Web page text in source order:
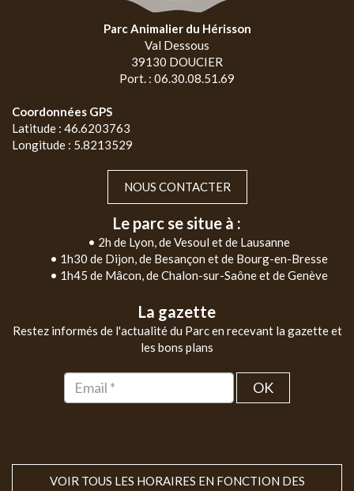
Parc Animalier du Hérisson
Val Dessous
39130 DOUCIER
Port. : 06.30.08.51.69
Coordonnées GPS
Latitude : 46.6203763
Longitude : 5.8213529
NOUS CONTACTER
Le parc se situe à :
• 2h de Lyon, de Vesoul et de Lausanne
• 1h30 de Dijon, de Besançon et de Bourg-en-Bresse
• 1h45 de Mâcon, de Chalon-sur-Saône et de Genève
La gazette
Restez informés de l'actualité du Parc en recevant la gazette et
les bons plans
OK
VOIR TOUS LES HORAIRES EN FONCTION DES